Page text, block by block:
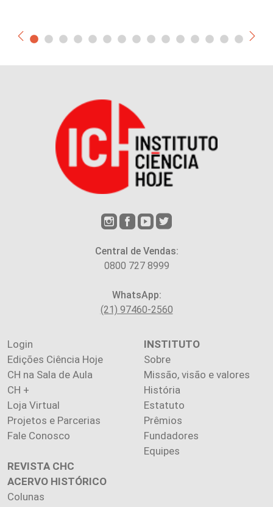
Central de Vendas:
0800 727 8999
WhatsApp:
(21) 97460-2560
Login
Edições Ciência Hoje
CH na Sala de Aula
CH +
Loja Virtual
Projetos e Parcerias
Fale Conosco
INSTITUTO
Sobre
Missão, visão e valores
História
Estatuto
Prêmios
Fundadores
Equipes
REVISTA CHC
ACERVO HISTÓRICO
Colunas